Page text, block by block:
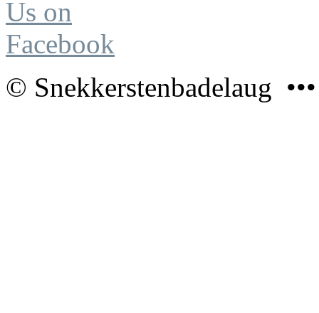
© Snekkerstenbadelaug